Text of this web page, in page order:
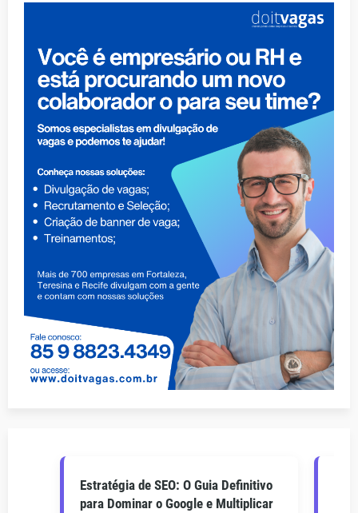
Estratégia de SEO: O Guia Definitivo
para Dominar o Google e Multiplicar